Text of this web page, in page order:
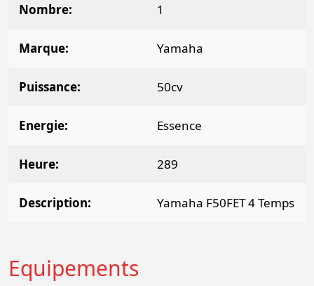
Nombre 1
Marque Yamaha
Puissance 50cv
Energie Essence
Heure 289
Description Yamaha F50FET 4 Temps
Equipements